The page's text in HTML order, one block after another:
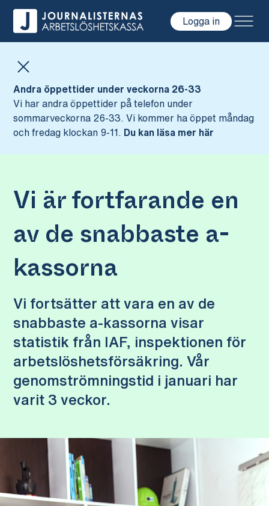
Hoppa till innehåll
Logga in
Andra öppettider under veckorna 26-33
Vi har andra öppettider på telefon under
sommarveckorna 26-33. Vi kommer ha öppet måndag
och fredag klockan 9-11.
Du kan läsa mer här
Vi är fortfarande en
av de snabbaste a-
kassorna
Vi fortsätter att vara en av de
snabbaste a-kassorna visar
statistik från IAF, inspektionen för
arbetslöshetsförsäkring. Vår
genomströmningstid i januari har
varit 3 veckor.